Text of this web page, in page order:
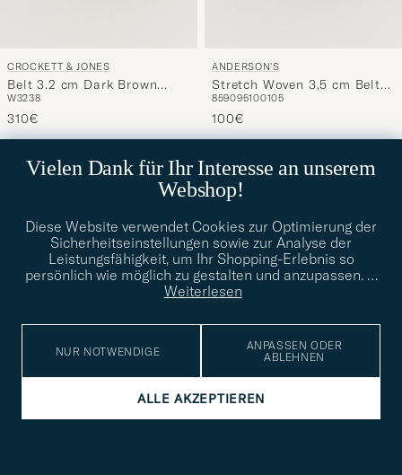
CROCKETT & JONES
Belt 3.2 cm Dark Brown
Cordovan
W3238
310€
ANDERSON'S
Stretch Woven 3,5 cm Belt
Brown
859095100105
100€
Vielen Dank für Ihr Interesse an unserem
Webshop!
Diese Website verwendet Cookies zur Optimierung der
Sicherheitseinstellungen sowie zur Analyse der
Leistungsfähigkeit, um Ihr Shopping-Erlebnis so
persönlich wie möglich zu gestalten und anzupassen. …
Weiterlesen
NUR NOTWENDIGE
ANPASSEN ODER
ABLEHNEN
ALLE AKZEPTIEREN